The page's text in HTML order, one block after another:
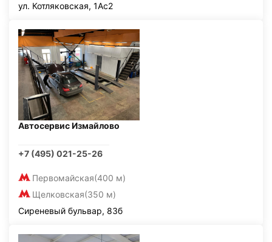
ул. Котляковская, 1Ас2
Автосервис Измайлово
+7 (495) 021-25-26
Первомайская(400 м)
Щелковская(350 м)
Сиреневый бульвар, 83б